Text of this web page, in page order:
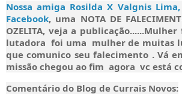
Nossa amiga Rosilda X Valgnis
Facebook, uma NOTA DE
OZELITA, veja a
lutadora  foi uma  mulher de muitas
que comunico seu falecimento . Vá
missão chegou ao fim  agora  vc está
Comentário do Blog de Currais Novos: